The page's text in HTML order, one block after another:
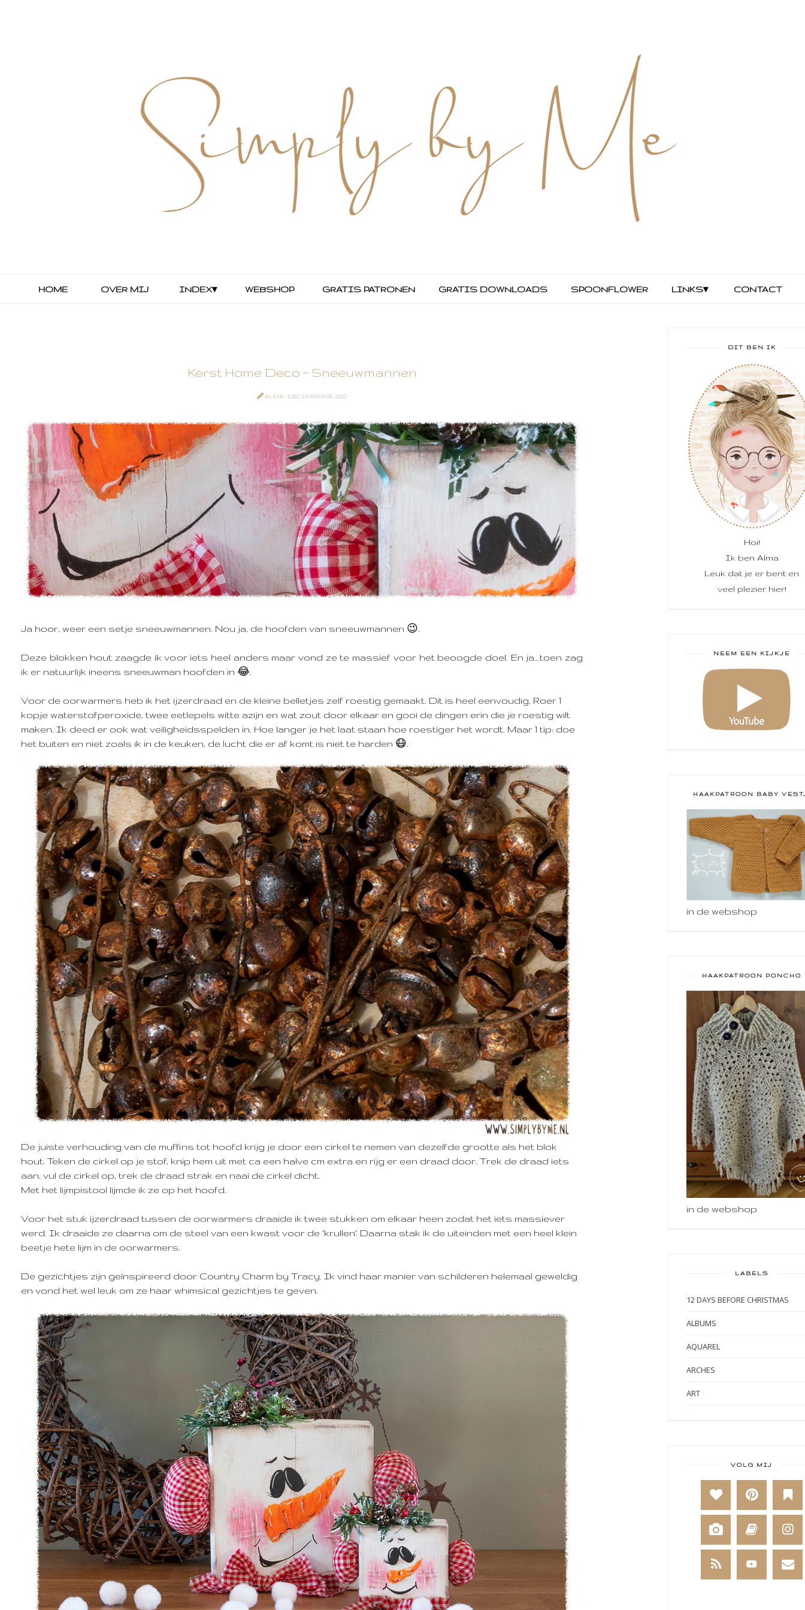
HOME OVER MIJ INDEX▾ WEBSHOP GRATIS PATRONEN GRATIS DOWNLOADS SPOONFLOWER LINKS▾ CONTACT
Kerst Home Deco ~ Sneeuwmannen
ALMA - DECEMBER 06, 2022
Ja hoor, weer een setje sneeuwmannen. Nou ja, de hoofden van sneeuwmannen 😉.
Deze blokken hout zaagde ik voor iets heel anders maar vond ze te massief voor het beoogde doel. En ja...toen zag
ik er natuurlijk ineens sneeuwman hoofden in 😂.
Voor de oorwarmers heb ik het ijzerdraad en de kleine belletjes zelf roestig gemaakt. Dit is heel eenvoudig. Roer 1
kopje waterstofperoxide, twee eetlepels witte azijn en wat zout door elkaar en gooi de dingen erin die je roestig wilt
maken. Ik deed er ook wat veiligheidsspelden in. Hoe langer je het laat staan hoe roestiger het wordt. Maar 1 tip: doe
het buiten en niet zoals ik in de keuken, de lucht die er af komt is niet te harden 😷.
De juiste verhouding van de muffins tot hoofd krijg je door een cirkel te nemen van dezelfde grootte als het blok
hout. Teken de cirkel op je stof, knip hem uit met ca een halve cm extra en rijg er een draad door. Trek de draad iets
aan, vul de cirkel op, trek de draad strak en naai de cirkel dicht.
Met het lijmpistool lijmde ik ze op het hoofd.
Voor het stuk ijzerdraad tussen de oorwarmers draaide ik twee stukken om elkaar heen zodat het iets massiever
werd. Ik draaide ze daarna om de steel van een kwast voor de 'krullen'. Daarna stak ik de uiteinden met een heel klein
beetje hete lijm in de oorwarmers.
De gezichtjes zijn geïnspireerd door Country Charm by Tracy. Ik vind haar manier van schilderen helemaal geweldig
en vond het wel leuk om ze haar whimsical gezichtjes te geven.
DIT BEN IK
Hoi!
Ik ben Alma
Leuk dat je er bent en
veel plezier hier!
NEEM EEN KIJKJE
HAAKPATROON BABY
in de webshop
HAAKPATROON PONCHO
in de webshop
LABELS
12 DAYS BEFORE CHRISTMAS
ALBUMS
AQUAREL
ARCHES
ART
BAKKEN
BEESTENBOEL
BOEKEN
BREIEN
BRUSHO
VOLG MIJ